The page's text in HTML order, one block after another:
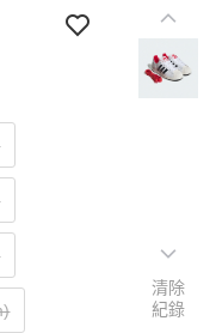
清除
紀錄